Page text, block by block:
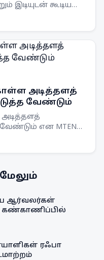
கூடிய
அடித்தளத்
வேண்டும்
என MTEN
ஆர்வலர்கள்
கண்காணிப்பில்
ரஃபா